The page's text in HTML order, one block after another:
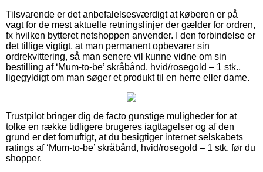
Tilsvarende er det anbefalelsesværdigt at køberen er på
vagt for de mest aktuelle retningslinjer der gælder for ordren,
fx hvilken bytteret netshoppen anvender. I den forbindelse er
det tillige vigtigt, at man permanent opbevarer sin
ordrekvittering, så man senere vil kunne vidne om sin
bestilling af ‘Mum-to-be’ skråbånd, hvid/rosegold – 1 stk.,
ligegyldigt om man søger et produkt til en herre eller dame.
Trustpilot bringer dig de facto gunstige muligheder for at
tolke en række tidligere brugeres iagttagelser og af den
grund er det fornuftigt, at du besigtiger internet selskabets
ratings af ‘Mum-to-be’ skråbånd, hvid/rosegold – 1 stk. før du
shopper.